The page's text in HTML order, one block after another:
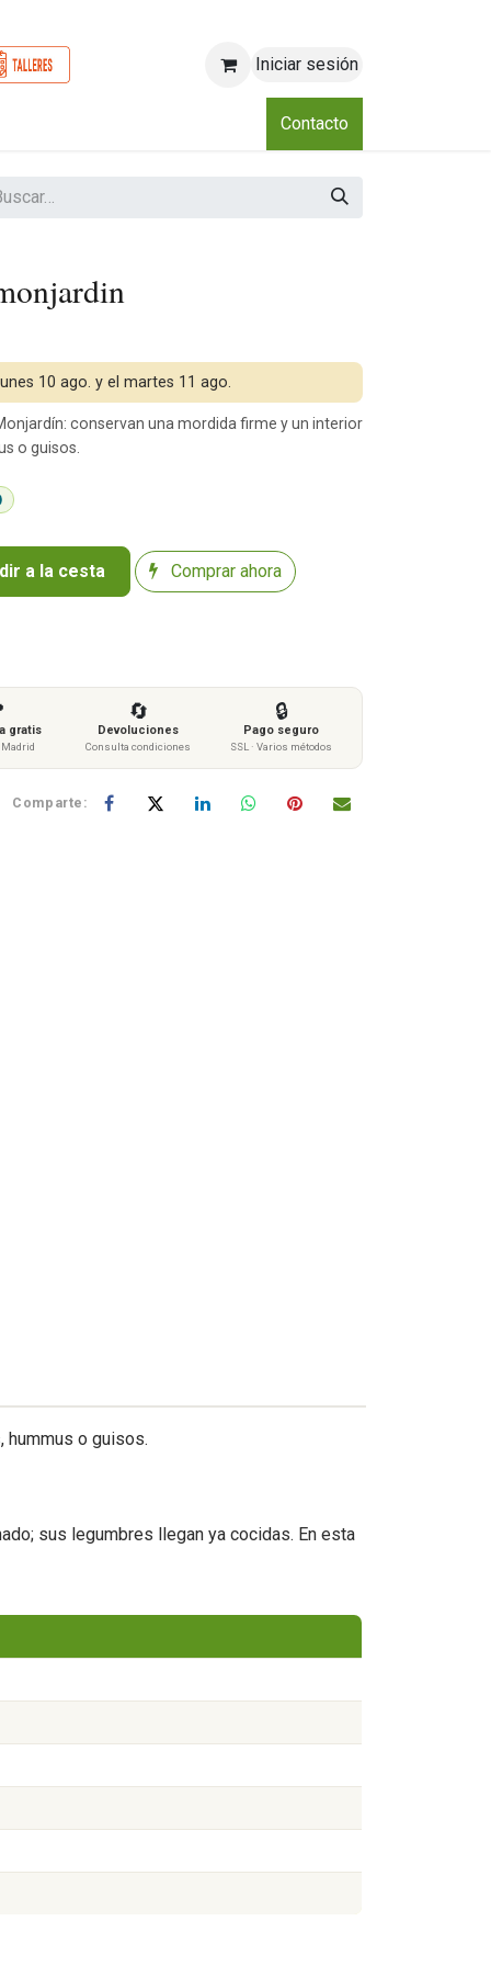
Iniciar sesión
Club
Contacto
a la cesta Comprar ahora
10 ago. y el martes 11 ago.
conservan una mordida firme y un interior
o guisos.
gratis
🔄
Devoluciones
Consulta condiciones
🔒
Pago seguro
SSL · Varios métodos
Comparte:
hummus o guisos.
sus legumbres llegan ya cocidas. En esta